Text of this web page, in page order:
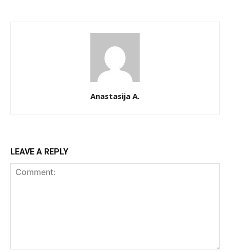
Anastasija A.
LEAVE A REPLY